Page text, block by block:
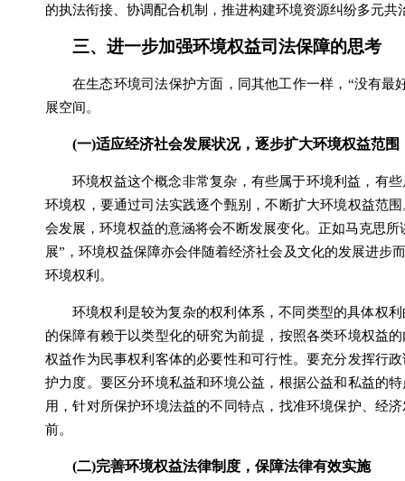
的执法衔接、协调配合机制，推进构建环境资源纠纷多元共
三、进一步加强环境权益司法保障的思考
在生态环境司法保护方面，同其他工作一样，“没有
展空间。
(一)适应经济社会发展状况，逐步扩大环境权益范围
环境权益这个概念非常复杂，有些属于环境利益，有
环境权，要通过司法实践逐个甄别，不断扩大环境权益范
会发展，环境权益的意涵将会不断发展变化。正如马克思
展”，环境权益保障亦会伴随着经济社会及文化的发展进步
环境权利。
环境权利是较为复杂的权利体系，不同类型的具体权
的保障有赖于以类型化的研究为前提，按照各类环境权益
权益作为民事权利客体的必要性和可行性。要充分发挥行
护力度。要区分环境私益和环境公益，根据公益和私益的
用，针对所保护环境法益的不同特点，找准环境保护、经
前。
(二)完善环境权益法律制度，保障法律有效实施